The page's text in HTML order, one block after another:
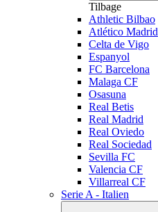
Tilbage
Athletic Bilbao
Atlético Madrid
Celta de Vigo
Espanyol
FC Barcelona
Malaga CF
Osasuna
Real Betis
Real Madrid
Real Oviedo
Real Sociedad
Sevilla FC
Valencia CF
Villarreal CF
Serie A - Italien